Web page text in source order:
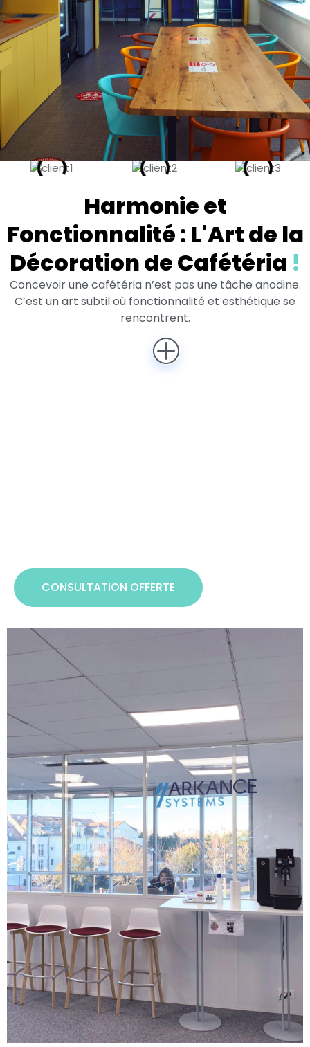
Réinventer les Cafétérias : Une
Oasis de Bien-être et
Créativité
cafétéria est plus qu'un simple lieu de pause. Chez Paristic,
nous transformons ces espaces en oasis de bien-être et
de créativité, où chaque détail, de la couleur des murs à
l'agencement du mobilier, est pensé pour stimuler
l'innovation et offrir un véritable moment de détente
Harmonie et
Fonctionnalité : L'Art de la
Décoration de Cafétéria !
Concevoir une cafétéria n’est pas une tâche anodine.
C’est un art subtil où fonctionnalité et esthétique se
rencontrent.
CONSULTATION OFFERTE